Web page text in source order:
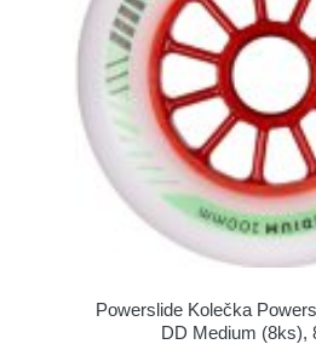
Powerslide Kolečka
DD Medium (8ks),